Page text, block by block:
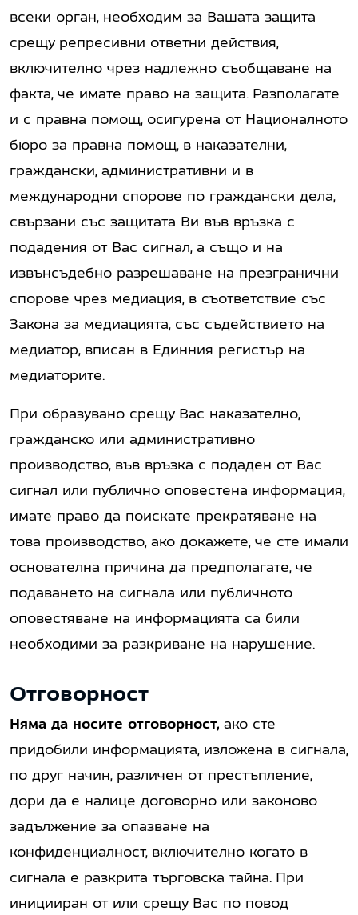
всеки орган, необходим за Вашата защита
срещу репресивни ответни действия,
включително чрез надлежно съобщаване на
факта, че имате право на защита. Разполагате
и с правна помощ, осигурена от Националното
бюро за правна помощ, в наказателни,
граждански, административни и в
международни спорове по граждански дела,
свързани със защитата Ви във връзка с
подадения от Вас сигнал, а също и на
извънсъдебно разрешаване на презгранични
спорове чрез медиация, в съответствие със
Закона за медиацията, със съдействието на
медиатор, вписан в Единния регистър на
медиаторите.
При образувано срещу Вас наказателно,
гражданско или административно
производство, във връзка с подаден от Вас
сигнал или публично оповестена информация,
имате право да поискате прекратяване на
това производство, ако докажете, че сте имали
основателна причина да предполагате, че
подаването на сигнала или публичното
оповестяване на информацията са били
необходими за разкриване на нарушение.
Отговорност
Няма да носите отговорност, ако сте
придобили информацията, изложена в сигнала,
по друг начин, различен от престъпление,
дори да е налице договорно или законово
задължение за опазване на
конфиденциалност, включително когато в
сигнала е разкрита търговска тайна. При
иницииран от или срещу Вас по повод